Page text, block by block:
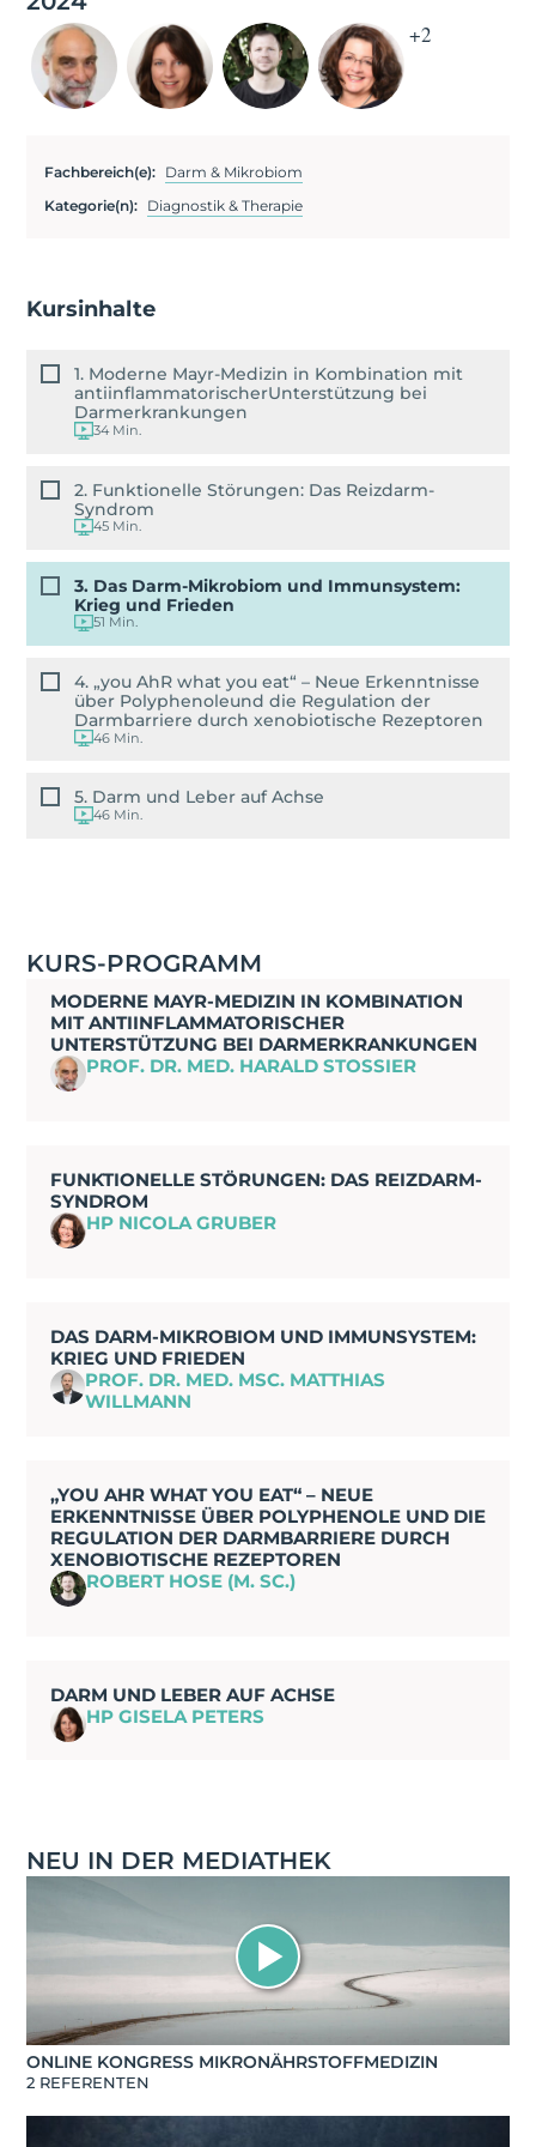
+2
Fachbereich(e): Darm & Mikrobiom
Kategorie(n): Diagnostik & Therapie
Kursinhalte
1. Moderne Mayr-Medizin in Kombination mit
antiinflammatorischerUnterstützung bei
Darmerkrankungen
34 Min.
2. Funktionelle Störungen: Das Reizdarm-
Syndrom
45 Min.
3. Das Darm-Mikrobiom und Immunsystem:
Krieg und Frieden
51 Min.
4. „you AhR what you eat“ – Neue Erkenntnisse
über Polyphenoleund die Regulation der
Darmbarriere durch xenobiotische Rezeptoren
46 Min.
5. Darm und Leber auf Achse
46 Min.
KURS-PROGRAMM
MODERNE MAYR-MEDIZIN IN KOMBINATION
MIT ANTIINFLAMMATORISCHER
UNTERSTÜTZUNG BEI DARMERKRANKUNGEN
PROF. DR. MED. HARALD STOSSIER
FUNKTIONELLE STÖRUNGEN: DAS REIZDARM-
SYNDROM
HP NICOLA GRUBER
DAS DARM-MIKROBIOM UND IMMUNSYSTEM:
KRIEG UND FRIEDEN
PROF. DR. MED. MSC. MATTHIAS
WILLMANN
„YOU AHR WHAT YOU EAT“ – NEUE
ERKENNTNISSE ÜBER POLYPHENOLE UND DIE
REGULATION DER DARMBARRIERE DURCH
XENOBIOTISCHE REZEPTOREN
ROBERT HOSE (M. SC.)
DARM UND LEBER AUF ACHSE
HP GISELA PETERS
NEU IN DER MEDIATHEK
ONLINE KONGRESS MIKRONÄHRSTOFFMEDIZIN
2 REFERENTEN